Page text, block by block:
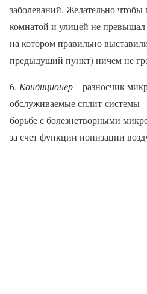
заболеваний. Желательно
комнатой и улицей не
на котором правильно
предыдущий пункт) ничем не
6. Кондиционер– разносчик
обслуживаемые сплит-системы
борьбе с болезнетворными
за счет функции ионизации